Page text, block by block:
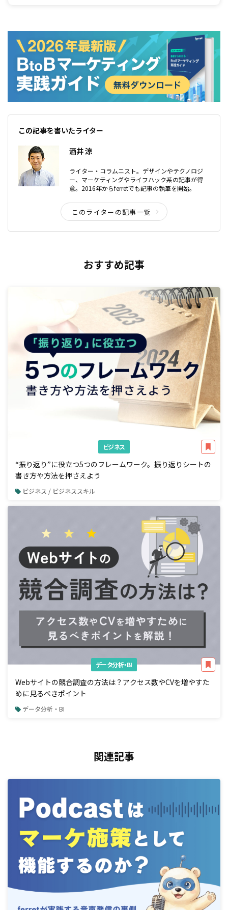
この記事を書いたライター
酒井 涼
ライター・コラムニスト。デザインやテクノロジ
ー、マーケティングやライフハック系の記事が得
意。2016年からferretでも記事の執筆を開始。
このライターの記事一覧
おすすめ記事
ビジネス
“振り返り”に役立つ5つのフレームワーク。振り返りシートの
書き方や方法を押さえよう
ビジネス / ビジネススキル
データ分析・BI
Webサイトの競合調査の方法は？アクセス数やCVを増やすた
めに見るべきポイント
データ分析・BI
関連記事